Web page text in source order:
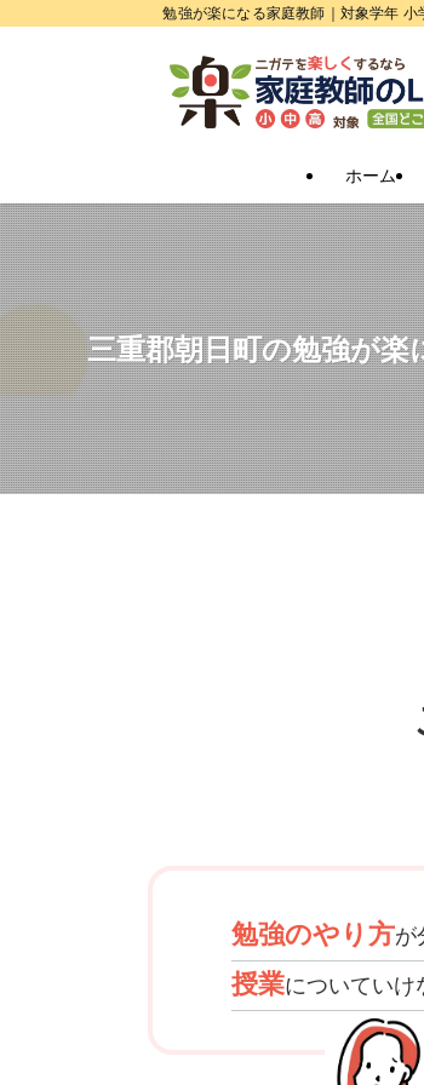
勉強が楽になる家庭教師｜対象学年 小
ホーム
三重郡朝日町の勉強が楽
勉強のやり方が
授業についていけ